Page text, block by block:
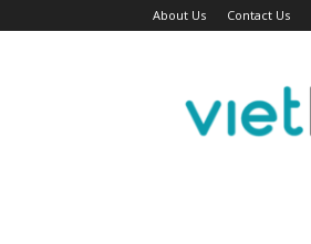
About Us Contact Us